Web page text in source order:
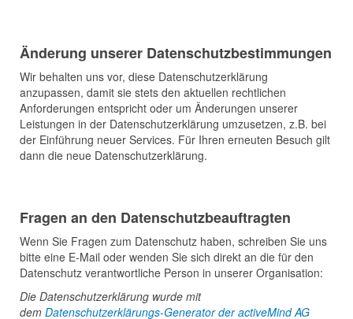
Änderung unserer Datenschutzbestimmungen
Wir behalten uns vor, diese Datenschutzerklärung
anzupassen, damit sie stets den aktuellen rechtlichen
Anforderungen entspricht oder um Änderungen unserer
Leistungen in der Datenschutzerklärung umzusetzen, z.B. bei
der Einführung neuer Services. Für Ihren erneuten Besuch gilt
dann die neue Datenschutzerklärung.
Fragen an den Datenschutzbeauftragten
Wenn Sie Fragen zum Datenschutz haben, schreiben Sie uns
bitte eine E-Mail oder wenden Sie sich direkt an die für den
Datenschutz verantwortliche Person in unserer Organisation:
Die Datenschutzerklärung wurde mit
dem Datenschutzerklärungs-Generator der activeMind AG